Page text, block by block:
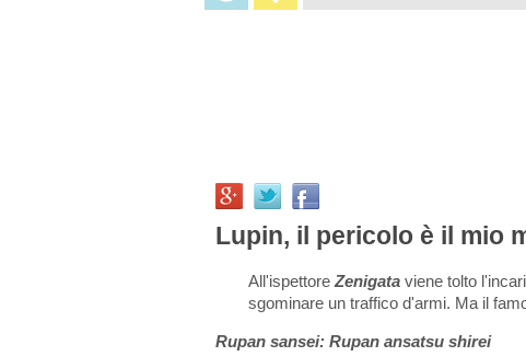
Lupin, il pericolo è il mio
All'ispettore Zenigata viene tolto
sgominare un traffico d'armi. Ma il
Rupan sansei: Rupan ansatsu shirei